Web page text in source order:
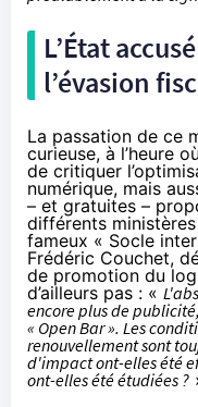
L’État
l’évasion
La passation de ce
curieuse, à l’heure
de critiquer
numérique, mais
– et gratuites –
différents
fameux « Socle
Frédéric Couchet,
de promotion du
d’ailleurs pas : «
encore plus de
« Open Bar ». Les
renouvellement sont
d'impact ont-elles été
ont-elles été étudiées ?